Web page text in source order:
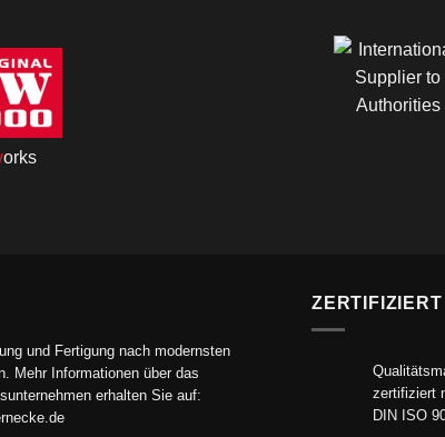
orks
und Fertigung nach modernsten
Mehr Informationen über das
erhalten Sie auf:
ZERTIFIZIERT
zertifiziert
DIN ISO